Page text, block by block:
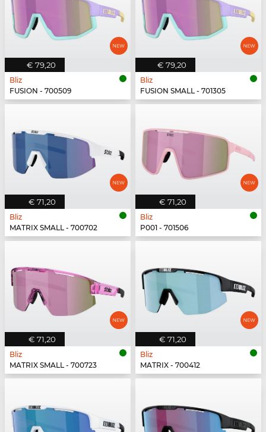
€ 79,20
Bliz
FUSION - 700509
€ 79,20
Bliz
FUSION SMALL - 701305
€ 71,20
Bliz
MATRIX SMALL - 700702
€ 71,20
Bliz
P001 - 701506
€ 71,20
Bliz
MATRIX SMALL - 700723
€ 71,20
Bliz
MATRIX - 700412